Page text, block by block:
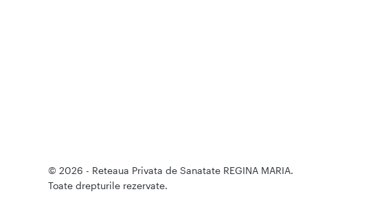
© 2026 - Reteaua Privata de Sanatate REGINA MARIA.
Toate drepturile rezervate.